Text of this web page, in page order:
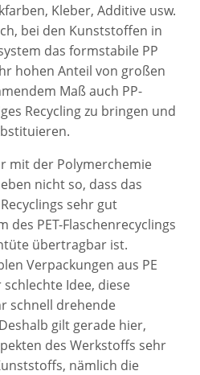
Kleber, Additive usw.
bei den Kunststoffen in
das formstabile PP
hohen Anteil von großen
Maß auch PP-
Recycling zu bringen und
mit der Polymerchemie
nicht so, dass das
sehr gut
des PET-Flaschenrecyclings
übertragbar ist.
Verpackungen aus PE
Idee, diese
schnell drehende
gilt gerade hier,
des Werkstoffs sehr
nämlich die